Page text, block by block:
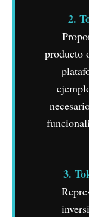
2.
producto
3.